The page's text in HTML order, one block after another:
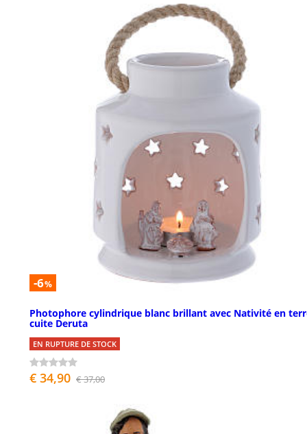
-6%
Photophore cylindrique blanc brillant avec Nativité en
cuite Deruta
EN RUPTURE DE STOCK
€ 34,90 € 37,00